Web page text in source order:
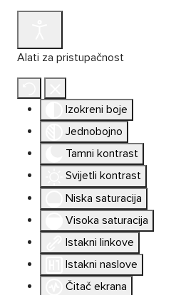
Alati za pristupačnost
Izokreni boje
Jednobojno
Tamni kontrast
Svijetli kontrast
Niska saturacija
Visoka saturacija
Istakni linkove
Istakni naslove
Čitač ekrana